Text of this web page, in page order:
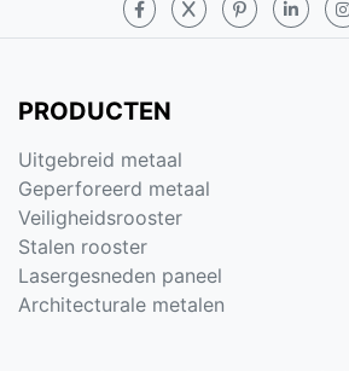
PRODUCTEN
Uitgebreid metaal
Geperforeerd metaal
Veiligheidsrooster
Stalen rooster
Lasergesneden paneel
Architecturale metalen